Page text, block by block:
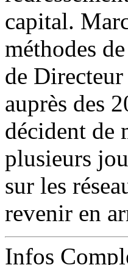
capital.
méthodes
de
auprès des
décident de
plusieurs
sur les
revenir en
Infos